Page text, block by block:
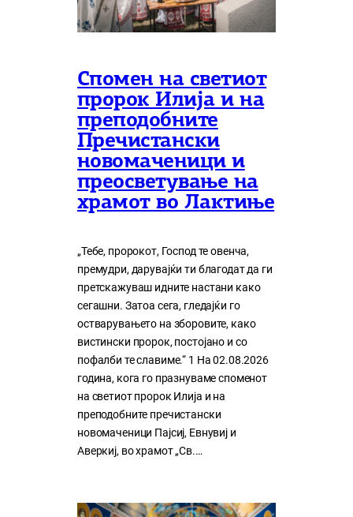
Спомен на светиот
пророк Илија и на
преподобните
Пречистански
новомаченици и
преосветување на
храмот во Лактиње
„Тебе, пророкот, Господ те овенча,
премудри, дарувајќи ти благодат да ги
претскажуваш идните настани како
сегашни. Затоа сега, гледајќи го
остварувањето на зборовите, како
вистински пророк, постојано и со
пофалби те славиме.“ 1 На 02.08.2026
година, кога го празнуваме споменот
на светиот пророк Илија и на
преподобните пречистански
новомаченици Пајсиј, Евнувиј и
Аверкиј, во храмот „Св.…